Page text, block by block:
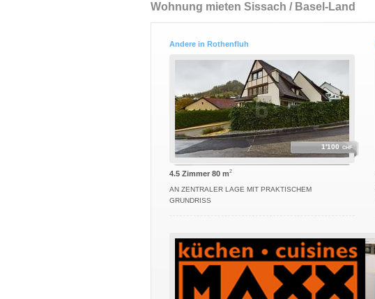
Wohnung mieten Sissach / Basel-Land
Andere in Rothenfluh
1'100 CHF
4.5 Zimmer 80 m2
AN ZENTRALER LAGE MIT PRAKTISCHEM
GRUNDRISS